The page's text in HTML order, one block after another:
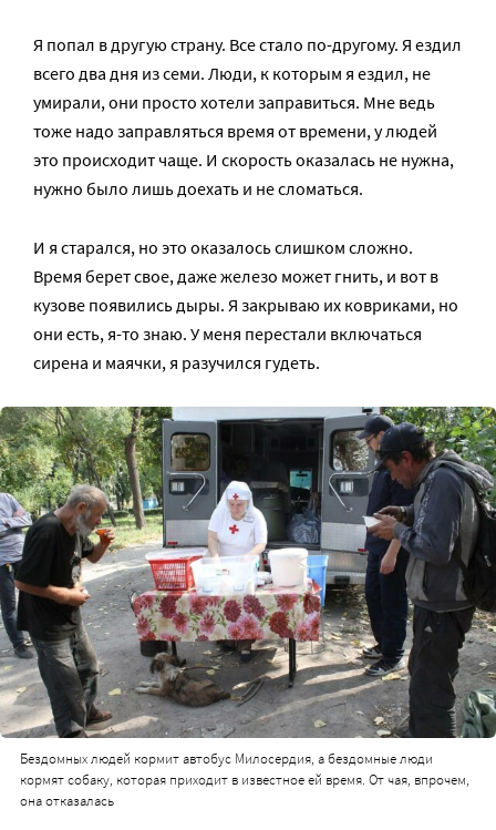
Я попал в другую страну. Все стало по-другому. Я ездил
всего два дня из семи. Люди, к которым я ездил, не
умирали, они просто хотели заправиться. Мне ведь
тоже надо заправляться время от времени, у людей
это происходит чаще. И скорость оказалась не нужна,
нужно было лишь доехать и не сломаться.
И я старался, но это оказалось слишком сложно.
Время берет свое, даже железо может гнить, и вот в
кузове появились дыры. Я закрываю их ковриками, но
они есть, я-то знаю. У меня перестали включаться
сирена и маячки, я разучился гудеть.
Бездомных людей кормит автобус Милосердия, а бездомные люди
кормят собаку, которая приходит в известное ей время. От чая, впрочем,
она отказалась